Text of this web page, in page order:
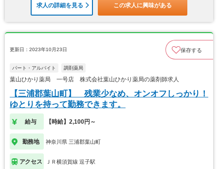
求人の詳細を見る この求人に興味がある
更新日：2023年10月23日 保存する
パート・アルバイト 調剤薬局
葉山ひかり薬局 一号店 株式会社葉山ひかり薬局の薬剤師求人
【三浦郡葉山町】 残業少なめ、オンオフしっかり！
ゆとりを持って勤務できます。
給与 【時給】2,100円～
勤務地 神奈川県 三浦郡葉山町
アクセス ＪＲ横須賀線 逗子駅